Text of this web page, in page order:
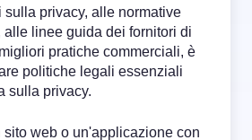
sulla privacy, alle normative
alle linee guida dei fornitori di
pratiche commerciali, è
politiche legali essenziali
sulla privacy.
sito web o un'applicazione con